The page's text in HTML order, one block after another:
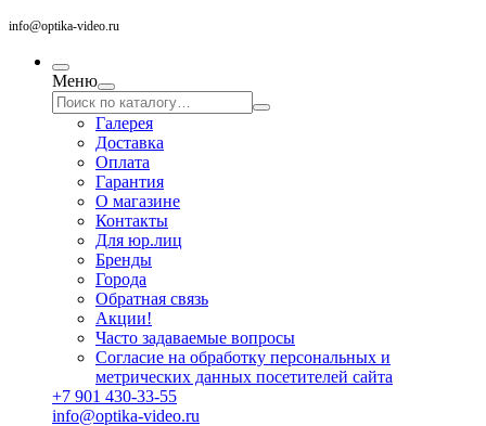
info@optika-video.ru
Меню
Галерея
Доставка
Оплата
Гарантия
О магазине
Контакты
Для юр.лиц
Бренды
Города
Обратная связь
Акции!
Часто задаваемые вопросы
Согласие на обработку персональных и
метрических данных посетителей сайта
+7 901 430-33-55
info@optika-video.ru